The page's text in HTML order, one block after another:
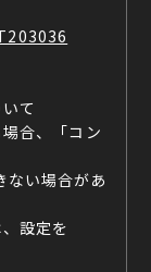
て
合、「コン
ない場合があ
設定を